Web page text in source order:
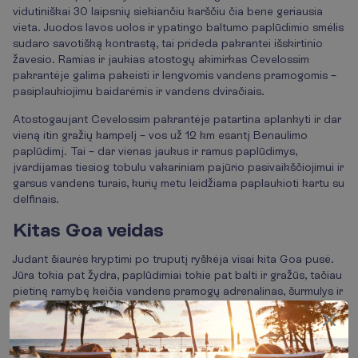
vidutiniškai 30 laipsnių siekiančiu karščiu čia bene geriausia
vieta. Juodos lavos uolos ir ypatingo baltumo paplūdimio smėlis
sudaro savotišką kontrastą, tai prideda pakrantei išskirtinio
žavesio. Ramias ir jaukias atostogų akimirkas Cevelossim
pakrantėje galima pakeisti ir lengvomis vandens pramogomis –
pasiplaukiojimu baidarėmis ir vandens dviračiais.
Atostogaujant Cevelossim pakrantėje patartina aplankyti ir dar
vieną itin gražių kampelį – vos už 12 km esantį Benaulimo
paplūdimį. Tai – dar vienas jaukus ir ramus paplūdimys,
įvardijamas tiesiog tobulu vakariniam pajūrio pasivaikščiojimui ir
garsus vandens turais, kurių metu leidžiama paplaukioti kartu su
delfinais.
Kitas Goa veidas
Judant šiaurės kryptimi po truputį ryškėja visai kita Goa pusė.
Jūra tokia pat žydra, paplūdimiai tokie pat balti ir gražūs, tačiau
pietinę ramybę keičia vandens pramogų adrenalinas, šurmulys ir
spalvingas naktinis gyvenimas.
Vienas populiariausių šiaurinių paplūdimių – Baga – būtent
aktyvaus poilsio mėgėjų rojus. Kurorte verda tikras gyvenimas –